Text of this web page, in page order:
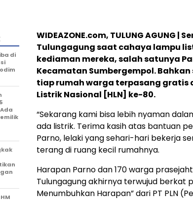
WIDEAZONE.com, TULUNG AGUNG |
Tulungagung saat cahaya lampu
kediaman mereka, salah satunya
Kecamatan Sumbergempol.
tiap rumah warga terpasang gratis
Listrik Nasional [HLN] ke-80.
“Sekarang kami bisa lebih nyaman
ada listrik. Terima kasih atas bantuan
Parno, lelaki yang sehari-hari bekerja
terang di ruang kecil rumahnya.
Harapan Parno dan 170 warga
Tulungagung akhirnya terwujud berkat
Menumbuhkan Harapan” dari PT PLN
di